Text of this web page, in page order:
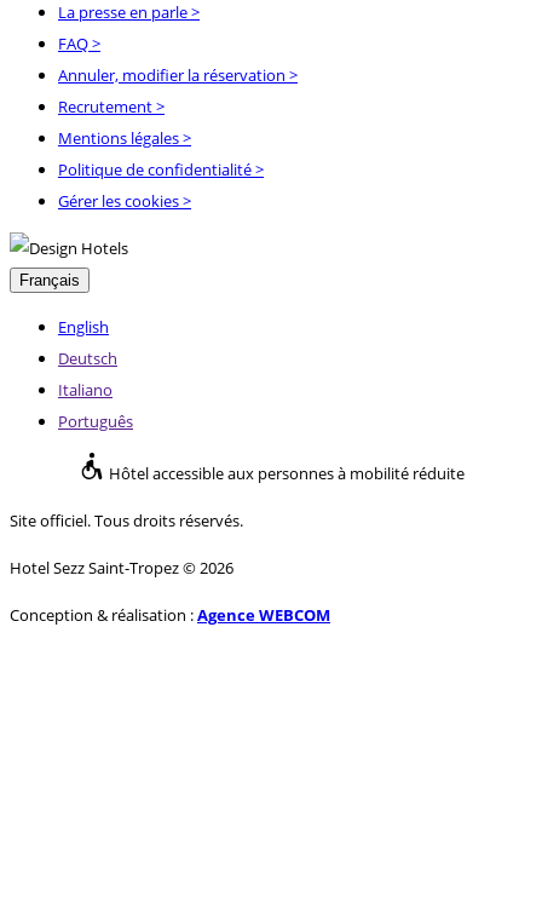
La presse en parle>
FAQ>
Annuler, modifier la réservation >
Recrutement>
Mentions légales>
Politique de confidentialité>
Gérer les cookies >
Français
English
Deutsch
Italiano
Português
Hôtel accessible aux personnes à mobilité réduite
Site officiel. Tous droits réservés.
Hotel Sezz Saint-Tropez © 2026
Conception & réalisation :Agence WEBCOM